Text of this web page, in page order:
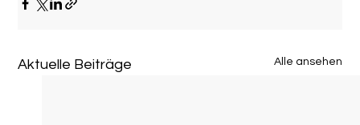
Aktuelle Beiträge Alle ansehen